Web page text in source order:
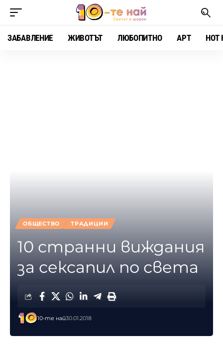
ЗАБАВЛЕНИЕ ЖИВОТЪТ ЛЮБОПИТНО АРТ HOT
ОБЩЕСТВО ТРАДИЦИИ
10 странни виждания
за сексапил по света
10-те най30.01.2018